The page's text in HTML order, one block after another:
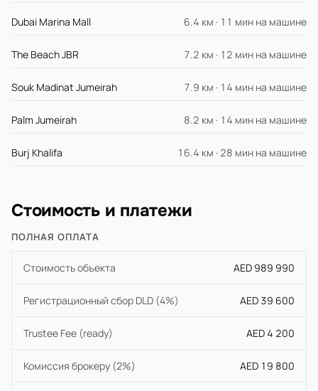
Dubai Marina Mall 6.4 км · 11 мин на машине
The Beach JBR 7.2 км · 12 мин на машине
Souk Madinat Jumeirah 7.9 км · 14 мин на машине
Palm Jumeirah 8.2 км · 14 мин на машине
Burj Khalifa 16.4 км · 28 мин на машине
Стоимость и платежи
ПОЛНАЯ ОПЛАТА
Стоимость объекта AED 989 990
Регистрационный сбор DLD (4%) AED 39 600
Trustee Fee (ready) AED 4 200
Комиссия брокеру (2%) AED 19 800